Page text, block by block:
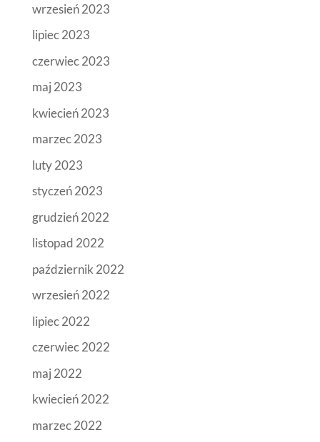
wrzesień 2023
lipiec 2023
czerwiec 2023
maj 2023
kwiecień 2023
marzec 2023
luty 2023
styczeń 2023
grudzień 2022
listopad 2022
październik 2022
wrzesień 2022
lipiec 2022
czerwiec 2022
maj 2022
kwiecień 2022
marzec 2022